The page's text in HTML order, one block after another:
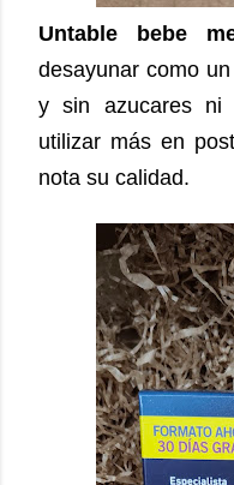
Untable bebe
desayunar como
y sin azucares ni
utilizar más en
nota su calidad.